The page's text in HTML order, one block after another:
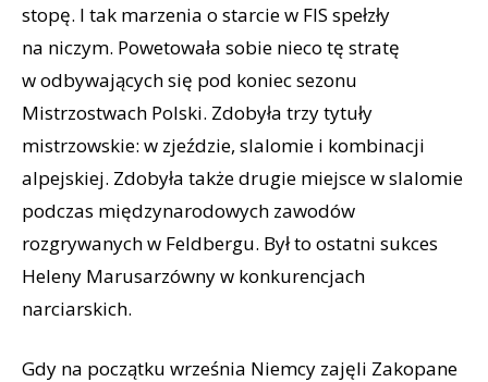
stopę. I tak marzenia o starcie w FIS spełzły
na niczym. Powetowała sobie nieco tę stratę
w odbywających się pod koniec sezonu
Mistrzostwach Polski. Zdobyła trzy tytuły
mistrzowskie: w zjeździe, slalomie i kombinacji
alpejskiej. Zdobyła także drugie miejsce w slalomie
podczas międzynarodowych zawodów
rozgrywanych w Feldbergu. Był to ostatni sukces
Heleny Marusarzówny w konkurencjach
narciarskich.
Gdy na początku września Niemcy zajęli Zakopane